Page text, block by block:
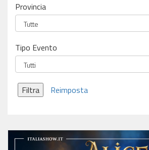
Provincia
Tipo Evento
Filtra Reimposta